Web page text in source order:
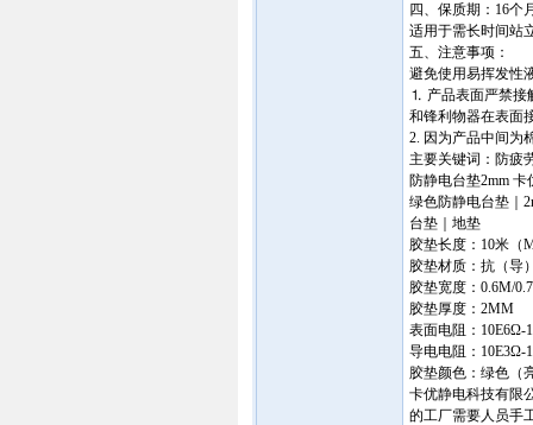
四、保质期：16个
适用于需长时间站
五、注意事项：
避免使用易挥发性
⒈ 产品表面严禁接
和锋利物器在表面
2. 因为产品中间为
主要关键词：防疲
防静电台垫2mm
绿色防静电台垫｜
台垫｜地垫
胶垫长度：10米（
胶垫材质：抗（导
胶垫宽度：0.6M/
胶垫厚度：2MM
表面电阻：10E6Ω-
导电电阻：10E3Ω-
胶垫颜色：绿色（
卡优静电科技有限
的工厂需要人员手